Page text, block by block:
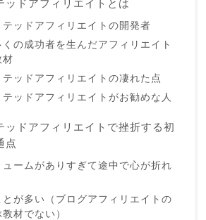
ッドアフィリエイトとは
テッドアフィリエイトの開発者
の成功者を生んだアフィリエイト
材
テッドアフィリエイトの凄れた点
テッドアフィリエイトがお勧めな人
ッドアフィリエイトで挫折する初
点
ュームがありすぎて途中で心が折れ
とが多い（ブログアフィリエイトの
材でない）